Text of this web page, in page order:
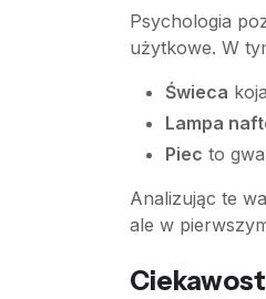
Psychologia
użytkowe. W
Świeca
Lampa
Piec to
Analizując te
ale w